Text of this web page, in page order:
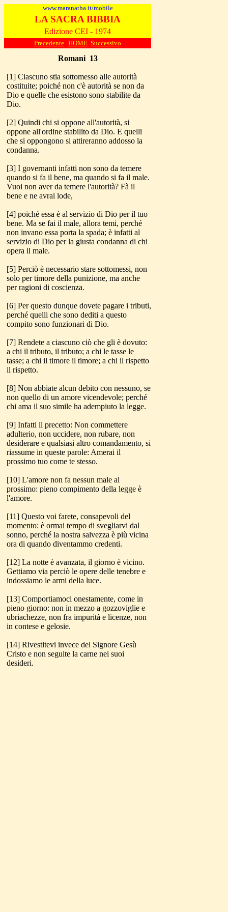
www.maranatha.it/mobile
LA SACRA BIBBIA
Edizione CEI - 1974
Precedente HOME Successivo
Romani 13
[1] Ciascuno stia sottomesso alle autorità
costituite; poiché non c'è autorità se non da
Dio e quelle che esistono sono stabilite da
Dio.
[2] Quindi chi si oppone all'autorità, si
oppone all'ordine stabilito da Dio. E quelli
che si oppongono si attireranno addosso la
condanna.
[3] I governanti infatti non sono da temere
quando si fa il bene, ma quando si fa il male.
Vuoi non aver da temere l'autorità? Fà il
bene e ne avrai lode,
[4] poiché essa è al servizio di Dio per il tuo
bene. Ma se fai il male, allora temi, perché
non invano essa porta la spada; è infatti al
servizio di Dio per la giusta condanna di chi
opera il male.
[5] Perciò è necessario stare sottomessi, non
solo per timore della punizione, ma anche
per ragioni di coscienza.
[6] Per questo dunque dovete pagare i tributi,
perché quelli che sono dediti a questo
compito sono funzionari di Dio.
[7] Rendete a ciascuno ciò che gli è dovuto:
a chi il tributo, il tributo; a chi le tasse le
tasse; a chi il timore il timore; a chi il rispetto
il rispetto.
[8] Non abbiate alcun debito con nessuno, se
non quello di un amore vicendevole; perché
chi ama il suo simile ha adempiuto la legge.
[9] Infatti il precetto: Non commettere
adulterio, non uccidere, non rubare, non
desiderare e qualsiasi altro comandamento, si
riassume in queste parole: Amerai il
prossimo tuo come te stesso.
[10] L'amore non fa nessun male al
prossimo: pieno compimento della legge è
l'amore.
[11] Questo voi farete, consapevoli del
momento: è ormai tempo di svegliarvi dal
sonno, perché la nostra salvezza è più vicina
ora di quando diventammo credenti.
[12] La notte è avanzata, il giorno è vicino.
Gettiamo via perciò le opere delle tenebre e
indossiamo le armi della luce.
[13] Comportiamoci onestamente, come in
pieno giorno: non in mezzo a gozzoviglie e
ubriachezze, non fra impurità e licenze, non
in contese e gelosie.
[14] Rivestitevi invece del Signore Gesù
Cristo e non seguite la carne nei suoi
desideri.